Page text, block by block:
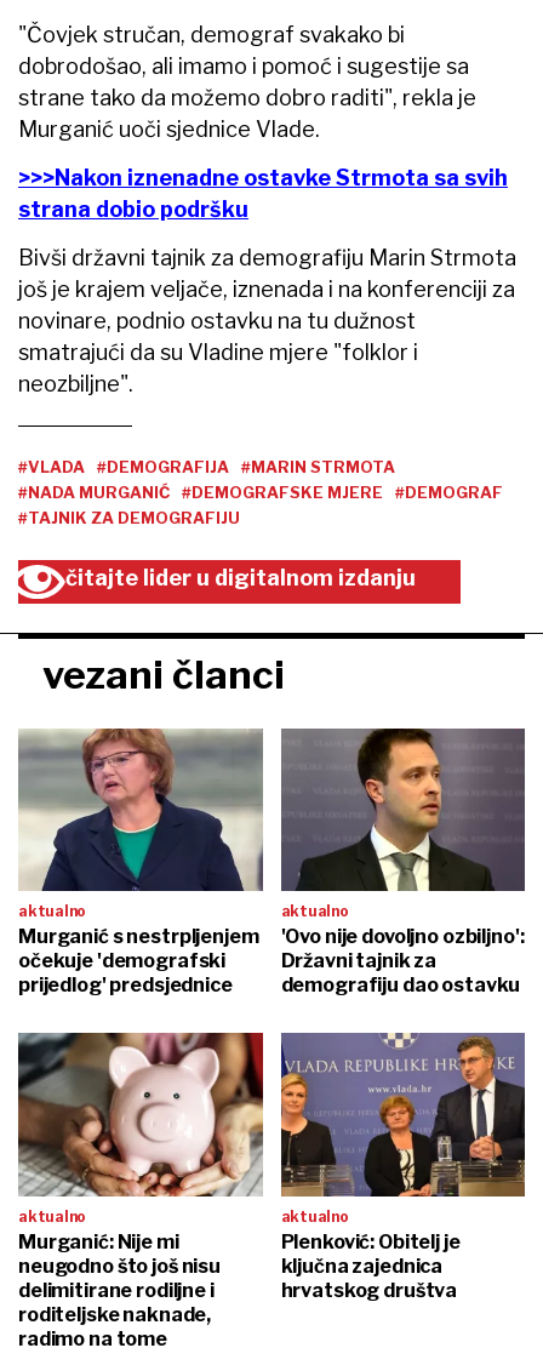
"Čovjek stručan, demograf svakako bi
dobrodošao, ali imamo i pomoć i sugestije sa
strane tako da možemo dobro raditi", rekla je
Murganić uoči sjednice Vlade.
>>>Nakon iznenadne ostavke Strmota sa svih
strana dobio podršku
Bivši državni tajnik za demografiju Marin Strmota
još je krajem veljače, iznenada i na konferenciji za
novinare, podnio ostavku na tu dužnost
smatrajući da su Vladine mjere "folklor i
neozbiljne".
#VLADA #DEMOGRAFIJA
#MARIN STRMOTA
#NADA MURGANIĆ
#DEMOGRAFSKE MJERE
#DEMOGRAF
#TAJNIK ZA DEMOGRAFIJU
čitajte lider u digitalnom izdanju
vezani članci
aktualno
Murganić s nestrpljenjem
očekuje 'demografski
prijedlog' predsjednice
aktualno
'Ovo nije dovoljno ozbiljno':
Državni tajnik za
demografiju dao ostavku
aktualno
Murganić: Nije mi
neugodno što još nisu
delimitirane rodiljne i
roditeljske naknade,
radimo na tome
aktualno
Plenković: Obitelj je
ključna zajednica
hrvatskog društva